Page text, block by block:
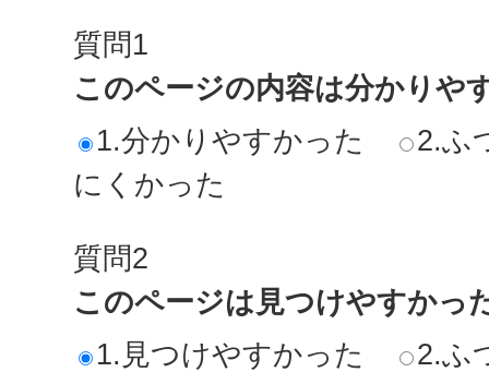
質問1
このページの内容は分かりや
1.分かりやすかった
2.ふ
にくかった
質問2
このページは見つけやすかっ
1.見つけやすかった
2.ふ